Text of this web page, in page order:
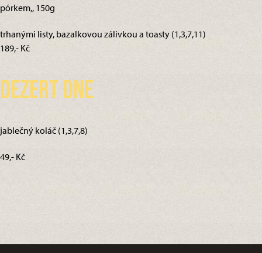
pórkem,, 150g
trhanými listy, bazalkovou zálivkou a toasty (1,3,7,11)
189,- Kč
Dezert dne
jablečný koláč (1,3,7,8)
49,- Kč